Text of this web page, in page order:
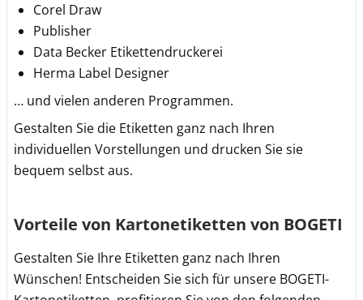
Corel Draw
Publisher
Data Becker Etikettendruckerei
Herma Label Designer
… und vielen anderen Programmen.
Gestalten Sie die Etiketten ganz nach Ihren
individuellen Vorstellungen und drucken Sie sie
bequem selbst aus.
Vorteile von Kartonetiketten von BOGETI
Gestalten Sie Ihre Etiketten ganz nach Ihren
Wünschen! Entscheiden Sie sich für unsere BOGETI-